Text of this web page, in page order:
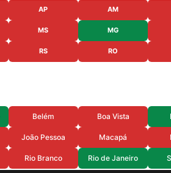
AP AM
MS MG
RS RO
Belém Boa Vista
João Pessoa Macapá
Rio Branco Rio de Janeiro